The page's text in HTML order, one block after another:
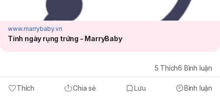
www.marrybaby.vn
Tính ngày rụng trứng - MarryBaby
Thích Chia sẻ Lưu Bình luận
5 Thích6 Bình luận